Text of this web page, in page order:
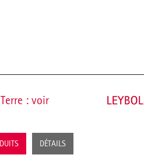
: voir
DÉTAILS